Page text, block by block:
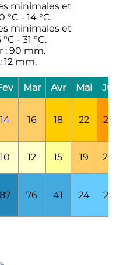
minimales et
°C - 14 °C.
minimales et
°C - 31 °C.
: 90 mm.
: 12 mm.
Mar Avr Mai Jui
14 16 18 22 27
10 12 15 19 24
87 76 41 24 22